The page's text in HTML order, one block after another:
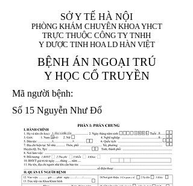
SỞ Y TẾ HÀ NỘI
PHÒNG KHÁM CHUYÊN KHOA YHCT
TRỰC THUỘC CÔNG TY TNHH
Y DƯỢC TINH HOA LD HÀN VIỆT
BỆNH ÁN NGOẠI TRÚ
Y HỌC CỔ TRUYỀN
Mã người bệnh:
Số 15 Nguyễn Như Đổ
1. Họ và tên (In
hoa):
1 9 9 5
8
8
X
X